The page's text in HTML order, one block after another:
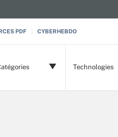
PDF CYBERHEBDO
Technologies